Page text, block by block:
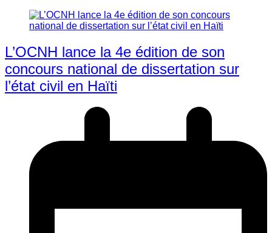
L’OCNH lance la 4e édition de son
concours national de dissertation sur
l’état civil en Haïti